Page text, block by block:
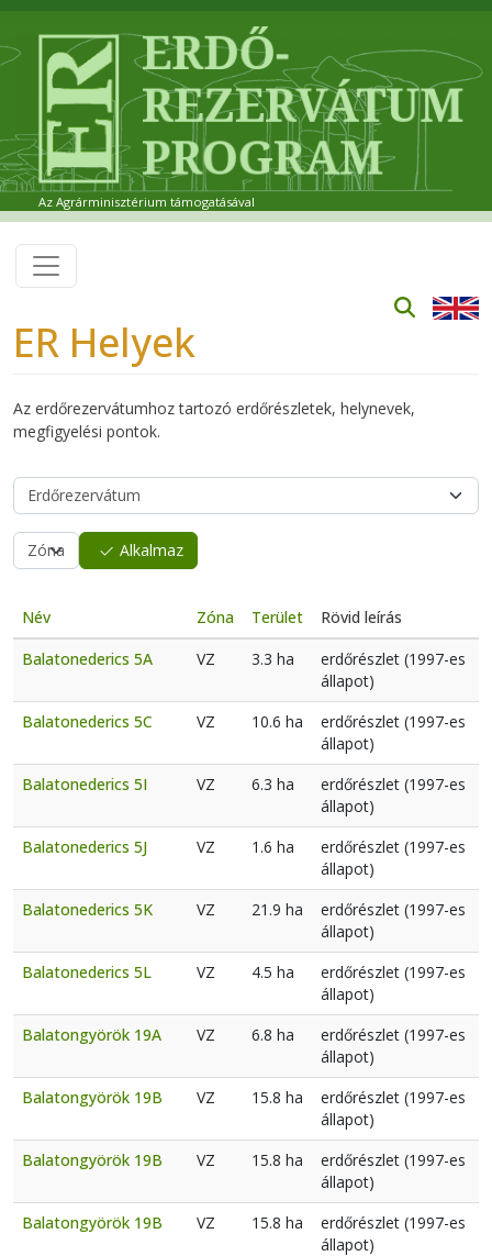
Az Agrárminisztérium támogatásával
ER Helyek
Az erdőrezervátumhoz tartozó erdőrészletek, helynevek,
megfigyelési pontok.
Alkalmaz
Név Zóna Terület
Rövid leírás
Balatonederics 5A
VZ 3.3 ha
erdőrészlet (1997-es
állapot)
Balatonederics 5C
VZ 10.6 ha
erdőrészlet (1997-es
állapot)
Balatonederics 5I
VZ 6.3 ha
erdőrészlet (1997-es
állapot)
Balatonederics 5J
VZ 1.6 ha
erdőrészlet (1997-es
állapot)
Balatonederics 5K
VZ 21.9 ha
erdőrészlet (1997-es
állapot)
Balatonederics 5L
VZ 4.5 ha
erdőrészlet (1997-es
állapot)
Balatongyörök 19A
VZ 6.8 ha
erdőrészlet (1997-es
állapot)
Balatongyörök 19B
VZ 15.8 ha
erdőrészlet (1997-es
állapot)
Balatongyörök 19B
VZ 15.8 ha
erdőrészlet (1997-es
állapot)
Balatongyörök 19B
VZ 15.8 ha
erdőrészlet (1997-es
állapot)